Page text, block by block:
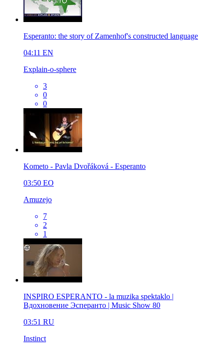
Esperanto: the story of Zamenhof's constructed language
04:11 EN
Explain-o-sphere
3
0
0
Kometo - Pavla Dvořáková - Esperanto
03:50 EO
Amuzejo
7
2
1
INSPIRO ESPERANTO - la muzika spektaklo |
Вдохновение Эсперанто | Music Show 80
03:51 RU
Instinct